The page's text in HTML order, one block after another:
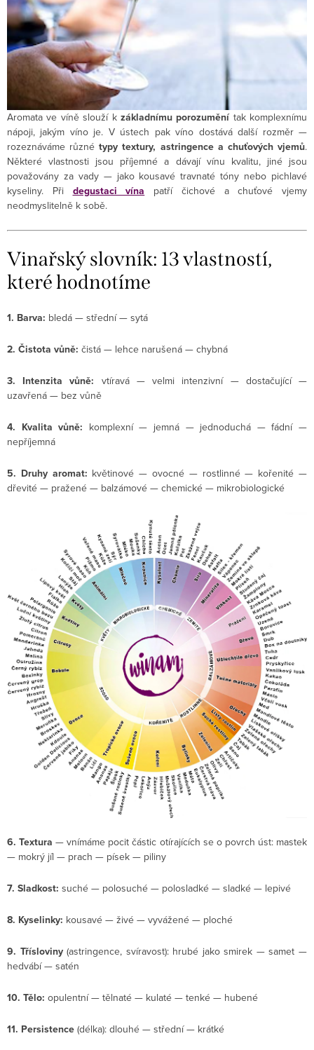
Aromata ve víně slouží k základnímu porozuměnítak komplexnímu
nápoji, jakým víno je. V ústech pak víno dostává další rozměr —
rozeznáváme různétypy textury, astringence a chuťových vjemů.
Některé vlastnosti jsou příjemné a dávají vínu kvalitu, jiné jsou
považovány za vady — jako kousavé travnaté tóny nebo pichlavé
kyseliny. Při degustaci vína patří čichové a chuťové vjemy
neodmyslitelně k sobě.
Vinařský slovník: 13 vlastností,
které hodnotíme
1. Barva: bledá — střední — sytá
2. Čistota vůně: čistá — lehce narušená — chybná
3. Intenzita vůně: vtíravá — velmi intenzivní — dostačující —
uzavřená — bez vůně
4. Kvalita vůně: komplexní — jemná — jednoduchá — fádní —
nepříjemná
5. Druhy aromat: květinové — ovocné — rostlinné — kořenité —
dřevité — pražené — balzámové — chemické — mikrobiologické
6. Textura — vnímáme pocit částic otírajících se o povrch úst: mastek
— mokrý jíl — prach — písek — piliny
7. Sladkost: suché — polosuché — polosladké — sladké — lepivé
8. Kyselinky: kousavé — živé — vyvážené — ploché
9. Třísloviny(astringence, svíravost): hrubé jako smirek — samet —
hedvábí — satén
10. Tělo: opulentní — tělnaté — kulaté — tenké — hubené
11. Persistence (délka): dlouhé — střední — krátké